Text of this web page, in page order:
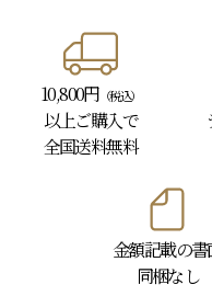
10,800円 （税込）
以上ご購入で
全国送料無料
金額記載の書
同梱なし